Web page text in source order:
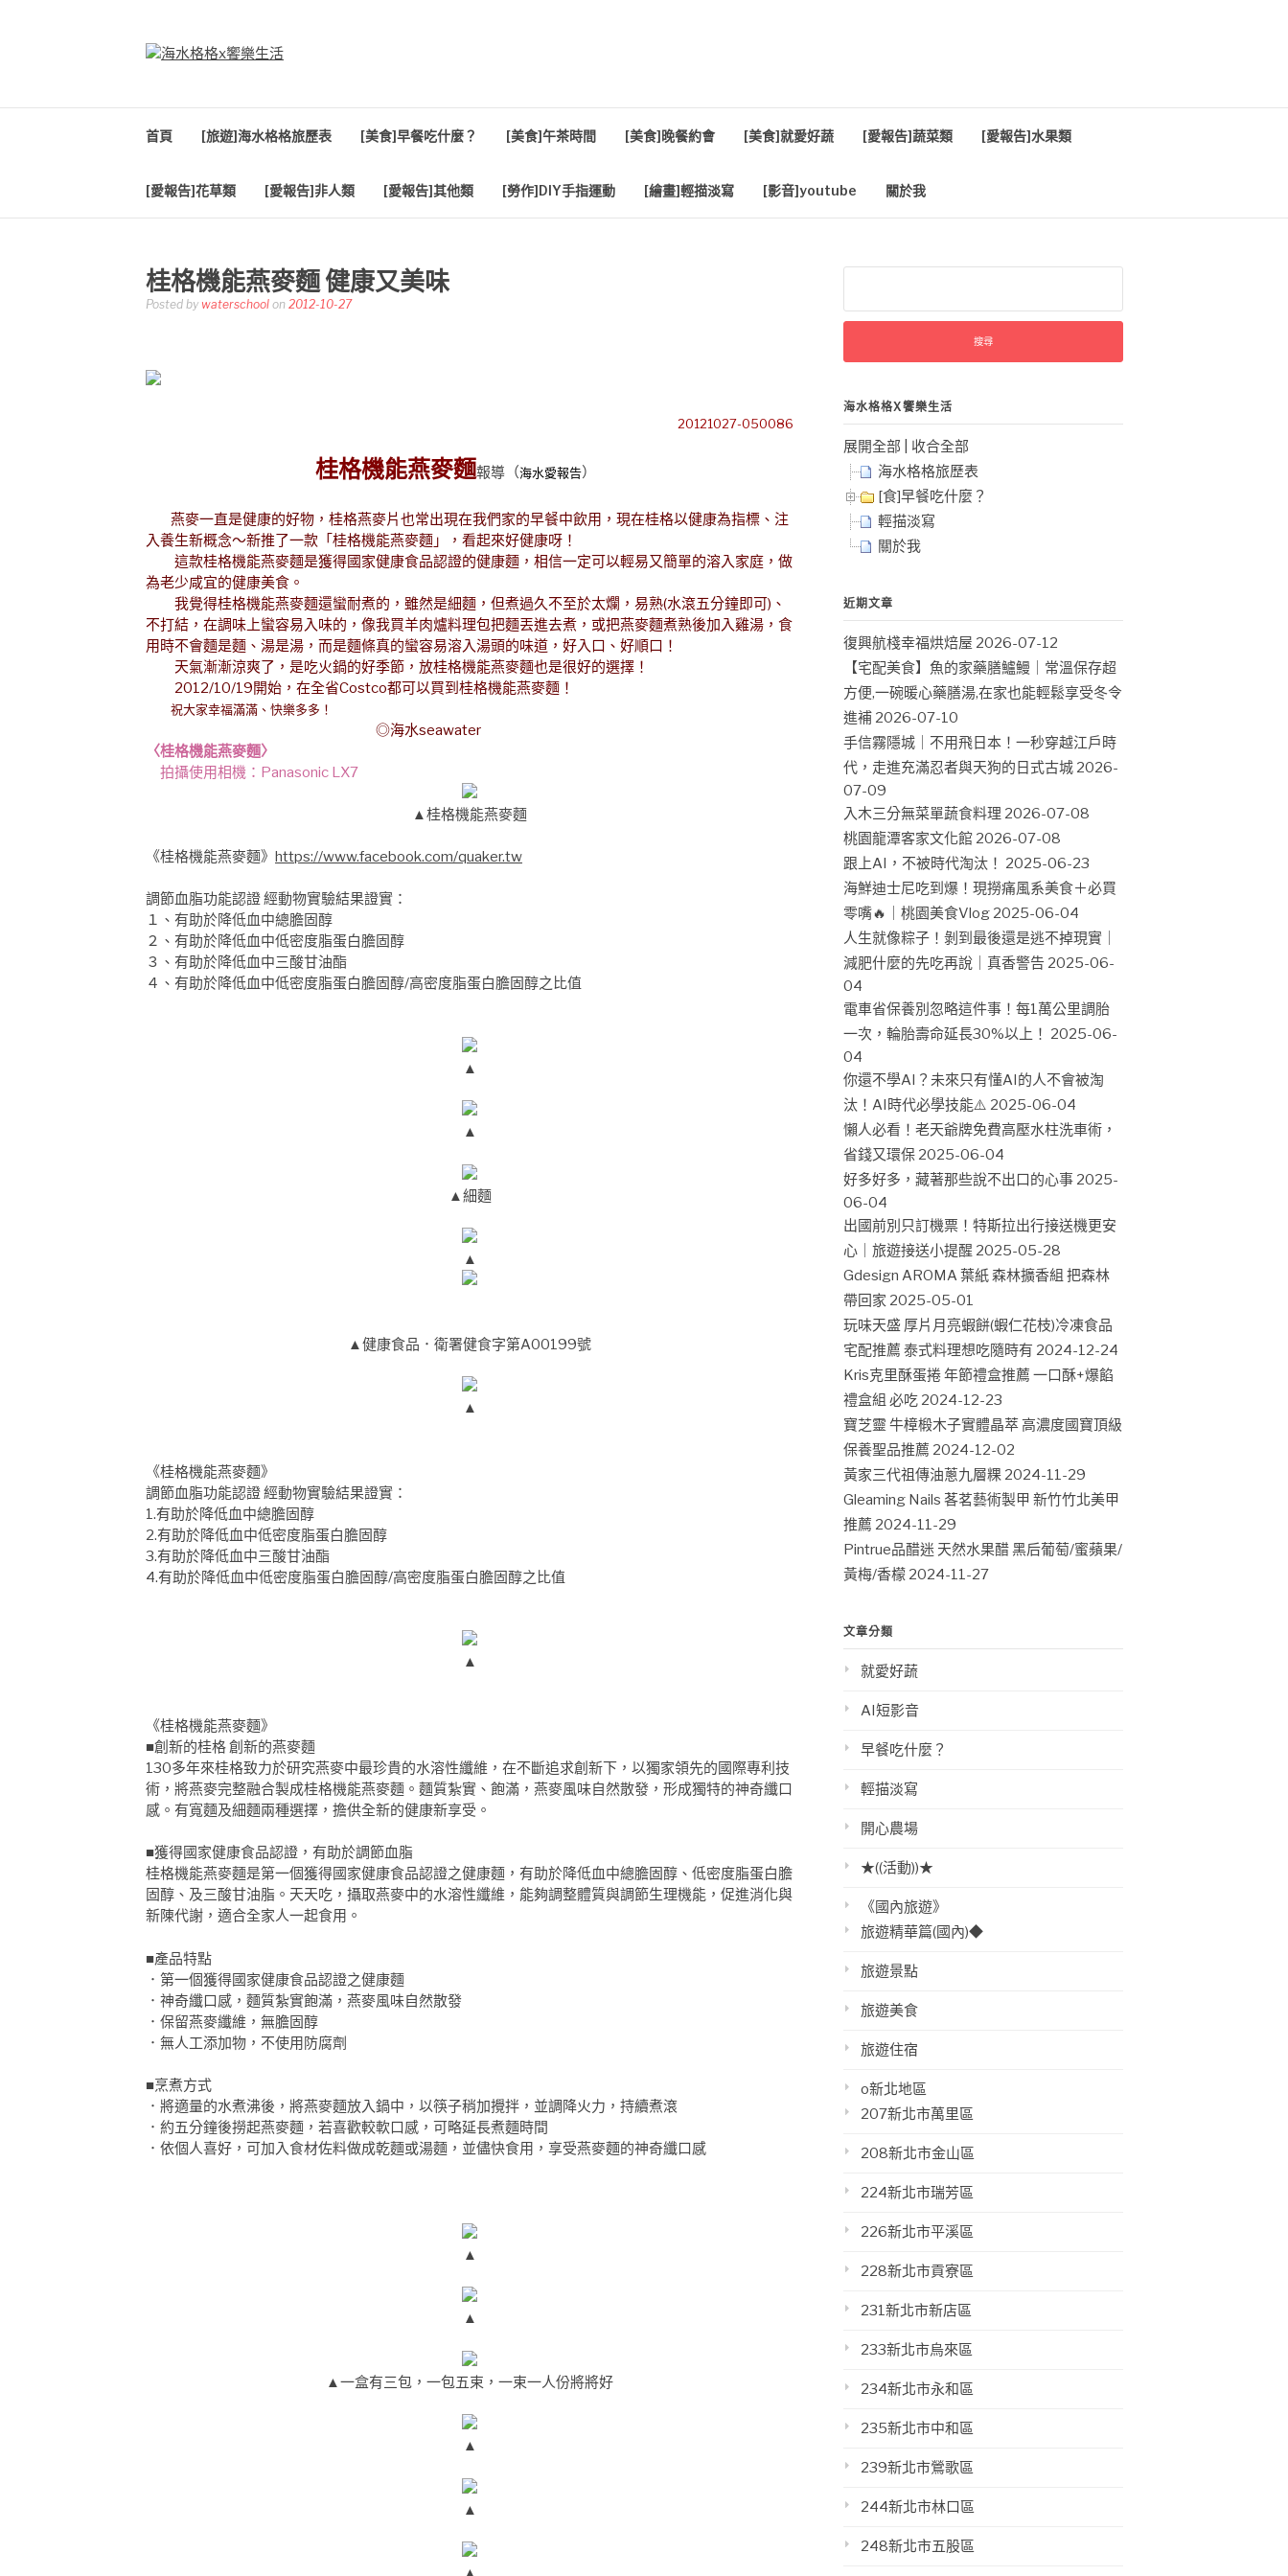
首頁 [旅遊]海水格格旅歷表 [美食]早餐吃什麼？ [美食]午茶時間 [美食]晚餐約會 [美食]就愛好蔬 [愛報告]蔬菜類 [愛報告]水果類
[愛報告]花草類 [愛報告]非人類 [愛報告]其他類 [勞作]DIY手指運動 [繪畫]輕描淡寫 [影音]youtube 關於我
桂格機能燕麥麵 健康又美味
Posted by waterschool on 2012-10-27
20121027-050086
桂格機能燕麥麵報導（海水愛報告）
燕麥一直是健康的好物，桂格燕麥片也常出現在我們家的早餐中飲用，現在桂格以健康為指標、注
入養生新概念～新推了一款「桂格機能燕麥麵」，看起來好健康呀！
這款桂格機能燕麥麵是獲得國家健康食品認證的健康麵，相信一定可以輕易又簡單的溶入家庭，做
為老少咸宜的健康美食。
我覺得桂格機能燕麥麵還蠻耐煮的，雖然是細麵，但煮過久不至於太爛，易熟(水滾五分鐘即可)、
不打結，在調味上蠻容易入味的，像我買羊肉爐料理包把麵丟進去煮，或把燕麥麵煮熟後加入雞湯，食
用時不會麵是麵、湯是湯，而是麵條真的蠻容易溶入湯頭的味道，好入口、好順口！
天氣漸漸涼爽了，是吃火鍋的好季節，放桂格機能燕麥麵也是很好的選擇！
2012/10/19開始，在全省Costco都可以買到桂格機能燕麥麵！
祝大家幸福滿滿、快樂多多！
◎海水seawater
〈桂格機能燕麥麵〉
拍攝使用相機：Panasonic LX7
▲ 桂格機能燕麥麵
《桂格機能燕麥麵》 https://www.facebook.com/quaker.tw
調節血脂功能認證 經動物實驗結果證實：
１、有助於降低血中總膽固醇
２、有助於降低血中低密度脂蛋白膽固醇
３、有助於降低血中三酸甘油酯
４、有助於降低血中低密度脂蛋白膽固醇/高密度脂蛋白膽固醇之比值
▲
▲
▲ 細麵
▲
▲ 健康食品．衛署健食字第A00199號
▲
《桂格機能燕麥麵》
調節血脂功能認證 經動物實驗結果證實：
1.有助於降低血中總膽固醇
2.有助於降低血中低密度脂蛋白膽固醇
3.有助於降低血中三酸甘油酯
4.有助於降低血中低密度脂蛋白膽固醇/高密度脂蛋白膽固醇之比值
▲
《桂格機能燕麥麵》
■創新的桂格 創新的燕麥麵
130多年來桂格致力於研究燕麥中最珍貴的水溶性纖維，在不斷追求創新下，以獨家領先的國際專利技
術，將燕麥完整融合製成桂格機能燕麥麵。麵質紮實、飽滿，燕麥風味自然散發，形成獨特的神奇纖口
感。有寬麵及細麵兩種選擇，擔供全新的健康新享受。
■獲得國家健康食品認證，有助於調節血脂
桂格機能燕麥麵是第一個獲得國家健康食品認證之健康麵，有助於降低血中總膽固醇、低密度脂蛋白膽
固醇、及三酸甘油脂。天天吃，攝取燕麥中的水溶性纖維，能夠調整體質與調節生理機能，促進消化與
新陳代謝，適合全家人一起食用。
■產品特點
．第一個獲得國家健康食品認證之健康麵
．神奇纖口感，麵質紮實飽滿，燕麥風味自然散發
．保留燕麥纖維，無膽固醇
．無人工添加物，不使用防腐劑
■烹煮方式
．將適量的水煮沸後，將燕麥麵放入鍋中，以筷子稍加攪拌，並調降火力，持續煮滾
．約五分鐘後撈起燕麥麵，若喜歡較軟口感，可略延長煮麵時間
．依個人喜好，可加入食材佐料做成乾麵或湯麵，並儘快食用，享受燕麥麵的神奇纖口感
▲
▲
▲ 一盒有三包，一包五束 ，一束一人份將將好
▲
▲
關
字:
海水格格X饗樂生活
展開全部
收合全部
海水格格旅歷表
[食]早餐吃什麼？
輕描淡寫
關於我
近期文章
復興航棧幸福烘焙屋 2026-07-12
【宅配美食】魚的家藥膳鱸鰻｜常溫保存超
方便,一碗暖心藥膳湯,在家也能輕鬆享受冬令
進補 2026-07-10
手信霧隱城｜不用飛日本！一秒穿越江戶時
代，走進充滿忍者與天狗的日式古城 2026-
07-09
入木三分無菜單蔬食料理 2026-07-08
桃園龍潭客家文化館 2026-07-08
跟上AI，不被時代淘汰！ 2025-06-23
海鮮迪士尼吃到爆！現撈痛風系美食＋必買
零嘴🔥｜桃園美食Vlog 2025-06-04
人生就像粽子！剝到最後還是逃不掉現實｜
減肥什麼的先吃再說｜真香警告 2025-06-
04
電車省保養別忽略這件事！每1萬公里調胎
一次，輪胎壽命延長30%以上！ 2025-06-
04
你還不學AI？未來只有懂AI的人不會被淘
汰！AI時代必學技能⚠️ 2025-06-04
懶人必看！老天爺牌免費高壓水柱洗車術，
省錢又環保 2025-06-04
好多好多，藏著那些說不出口的心事 2025-
06-04
出國前別只訂機票！特斯拉出行接送機更安
心｜旅遊接送小提醒 2025-05-28
Gdesign AROMA 葉紙 森林擴香組 把森林
帶回家 2025-05-01
玩味天盛 厚片月亮蝦餅(蝦仁花枝)冷凍食品
宅配推薦 泰式料理想吃隨時有 2024-12-24
Kris克里酥蛋捲 年節禮盒推薦 一口酥+爆餡
禮盒組 必吃 2024-12-23
寶芝靈 牛樟椴木子實體晶萃 高濃度國寶頂級
保養聖品推薦 2024-12-02
黃家三代祖傳油蔥九層粿 2024-11-29
Gleaming Nails 茖茗藝術製甲 新竹竹北美甲
推薦 2024-11-29
Pintrue品醋迷 天然水果醋 黑后葡萄/蜜蘋果/
黃梅/香檬 2024-11-27
文章分類
就愛好蔬
AI短影音
早餐吃什麼？
輕描淡寫
開心農場
★((活動))★
《國內旅遊》
旅遊精華篇(國內)◆
旅遊景點
旅遊美食
旅遊住宿
o新北地區
207新北市萬里區
208新北市金山區
224新北市瑞芳區
226新北市平溪區
228新北市貢寮區
231新北市新店區
233新北市烏來區
234新北市永和區
235新北市中和區
239新北市鶯歌區
244新北市林口區
248新北市五股區